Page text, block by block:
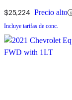
$25,224 Precio alto
Incluye tarifas de conc.